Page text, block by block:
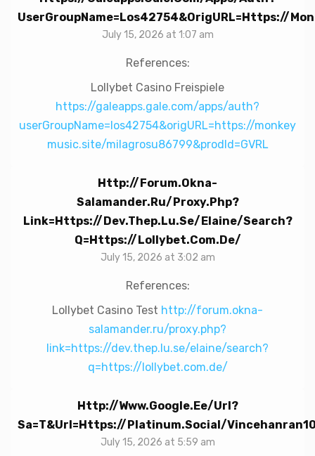
UserGroupName=los42754&origURL=https://
July 15, 2026 at 1:07 am
References:
Lollybet Casino Freispiele
https://galeapps.gale.com/apps/auth?
userGroupName=los42754&origURL=https://monkey
music.site/milagrosu86799&prodId=GVRL
Http://forum.okna-
Salamander.ru/proxy.php?
Link=https://dev.thep.lu.se/elaine/search?
Q=https://lollybet.com.de/
July 15, 2026 at 3:02 am
References:
Lollybet Casino Test http://forum.okna-
salamander.ru/proxy.php?
link=https://dev.thep.lu.se/elaine/search?
q=https://lollybet.com.de/
Http://www.google.ee/url?
Sa=t&url=https://platinum.social/
July 15, 2026 at 5:59 am